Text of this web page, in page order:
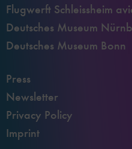
Flugwerft Schleissheim
Deutsches Museum
Deutsches Museum Bonn
Press
Newsletter
Privacy Policy
Imprint